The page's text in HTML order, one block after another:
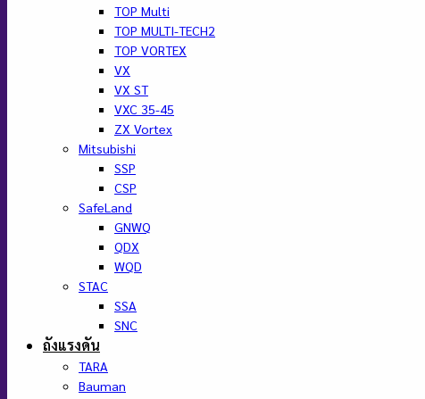
TOP Multi
TOP MULTI-TECH2
TOP VORTEX
VX
VX ST
VXC 35-45
ZX Vortex
Mitsubishi
SSP
CSP
SafeLand
GNWQ
QDX
WQD
STAC
SSA
SNC
ถังแรงดัน
TARA
Bauman